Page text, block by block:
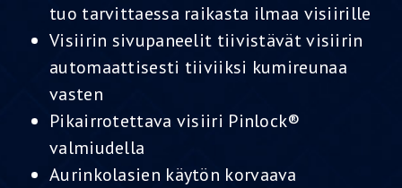
tuo tarvittaessa raikasta ilmaa visiirille
Visiirin sivupaneelit tiivistävät visiirin
automaattisesti tiiviiksi kumireunaa
vasten
Pikairrotettava visiiri Pinlock®
valmiudella
Aurinkolasien käytön korvaava